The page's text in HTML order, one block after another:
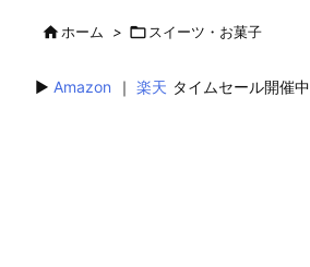
ホーム >  スイーツ・お菓子
▶︎ Amazon ｜ 楽天 タイムセール開催中